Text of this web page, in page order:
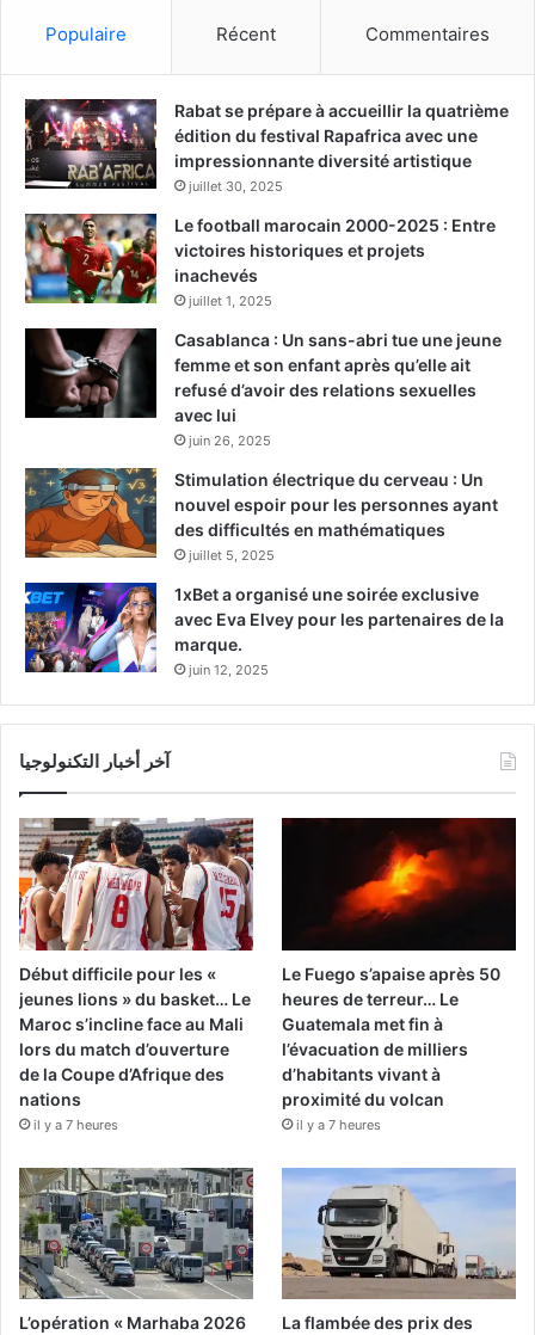
Populaire Récent Commentaires
Rabat se prépare à accueillir la quatrième
édition du festival Rapafrica avec une
impressionnante diversité artistique
juillet 30, 2025
Le football marocain 2000-2025 : Entre
victoires historiques et projets
inachevés
juillet 1, 2025
Casablanca : Un sans-abri tue une jeune
femme et son enfant après qu’elle ait
refusé d’avoir des relations sexuelles
avec lui
juin 26, 2025
Stimulation électrique du cerveau : Un
nouvel espoir pour les personnes ayant
des difficultés en mathématiques
juillet 5, 2025
1xBet a organisé une soirée exclusive
avec Eva Elvey pour les partenaires de la
marque.
juin 12, 2025
آخر أخبار التكنولوجيا
Début difficile pour les «
jeunes lions » du basket… Le
Maroc s’incline face au Mali
lors du match d’ouverture
de la Coupe d’Afrique des
nations
il y a 7 heures
Le Fuego s’apaise après 50
heures de terreur… Le
Guatemala met fin à
l’évacuation de milliers
d’habitants vivant à
proximité du volcan
il y a 7 heures
L’opération « Marhaba 2026
La flambée des prix des